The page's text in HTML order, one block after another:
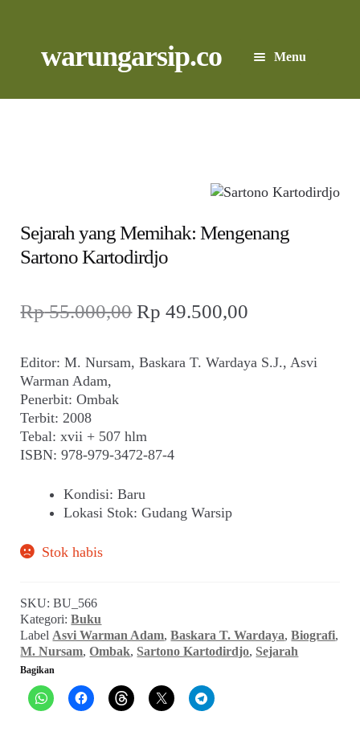
to
to
warungarsip.co Menu
Beranda
Foto
Suvenir
Cari Arsip
Expand
child
Alamat
Rekening
Reseller
Sejarah yang Memihak: Mengenang
Sartono Kartodirdjo
Rp55.000,00Harga
adalah:
Rp 49.500,00
ini
Editor: M. Nursam, Baskara T. Wardaya S.J., Asvi
Warman Adam,
Penerbit: Ombak
Terbit: 2008
Tebal: xvii + 507 hlm
ISBN: 978-979-3472-87-4
Kondisi: Baru
Lokasi Stok: Gudang Warsip
Stok habis
SKU:BU_566
Kategori:Buku
Label Asvi Warman Adam,Baskara T. Wardaya,Biografi,
M. Nursam,Ombak, Sartono Kartodirdjo, Sejarah
Bagikan